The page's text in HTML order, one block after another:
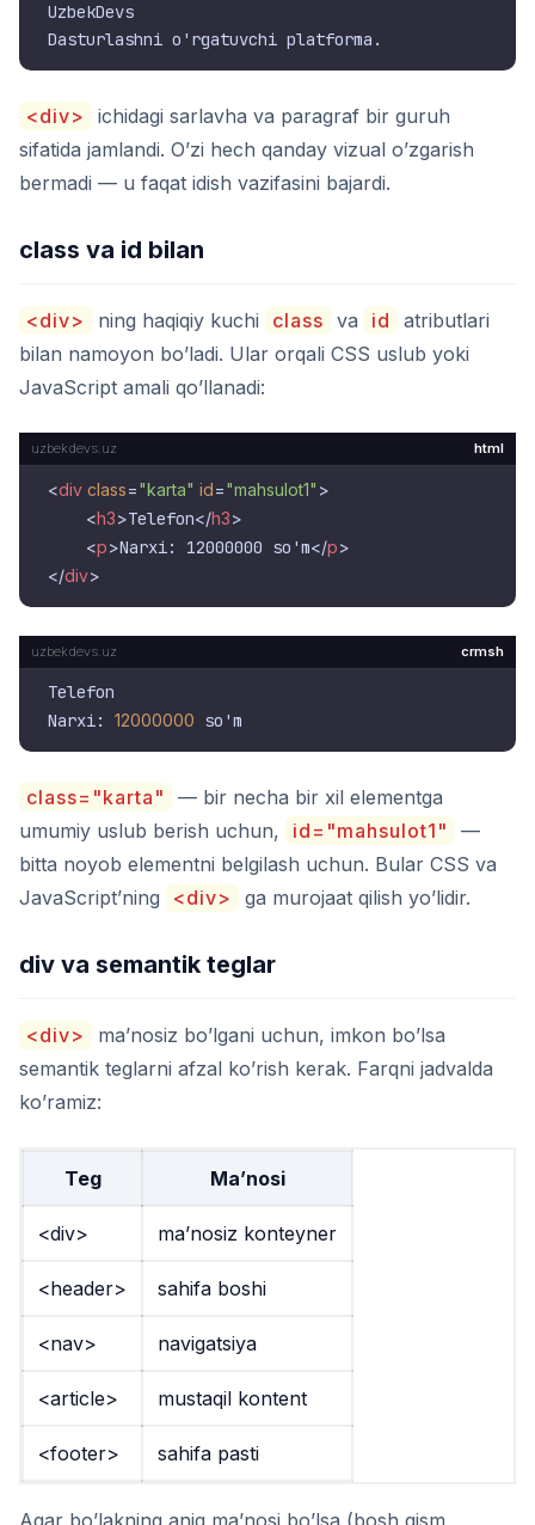
UzbekDevs
<div>
ichidagi sarlavha va paragraf bir guruh
sifatida jamlandi. O’zi hech qanday vizual o’zgarish
bermadi — u faqat idish vazifasini bajardi.
class va id bilan
<div> ning haqiqiy kuchi class va id
atributlari
bilan namoyon bo’ladi. Ular orqali CSS uslub yoki
JavaScript amali qo’llanadi:
html
<div class="karta" id="mahsulot1" >
<h3>Telefon</h3>
<p>Narxi: 12000000 so'm</p>
</div>
crmsh
Telefon
Narxi: 12000000
class="karta"
— bir necha bir xil elementga
umumiy uslub berish uchun,
id="mahsulot1"
—
bitta noyob elementni belgilash uchun. Bular CSS va
JavaScript’ning
<div> ga murojaat qilish yo’lidir.
div va semantik teglar
<div>
ma’nosiz bo’lgani uchun, imkon bo’lsa
semantik teglarni afzal ko’rish kerak. Farqni jadvalda
ko’ramiz:
Teg Ma’nosi
<div> ma’nosiz konteyner
<header> sahifa boshi
<nav> navigatsiya
<article> mustaqil kontent
<footer> sahifa pasti
Agar bo’lakning aniq ma’nosi bo’lsa (bosh qism,